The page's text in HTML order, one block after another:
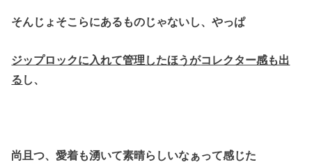
そんじょそこらにあるものじゃないし、やっぱ
ジップロックに入れて管理したほうがコレクター感も出
る し、
尚且つ、愛着も湧いて素晴らしいなぁって感じた